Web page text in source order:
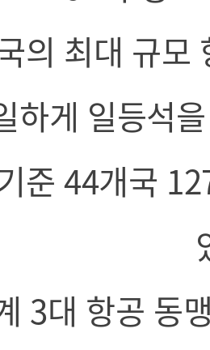
의 최대 규모
하게 일등석
준 44개국
3대 항공 동